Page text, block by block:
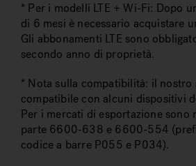
* Per i modelli LTE + Wi-Fi: Dopo
di 6 mesi è necessario acquistare
Gli abbonamenti LTE sono
secondo anno di proprietà.
* Nota sulla compatibilità: il nostro
compatibile con alcuni dispositivi
Per i mercati di esportazione sono
parte 6600-638 e 6600-554
codice a barre P055 e P034).